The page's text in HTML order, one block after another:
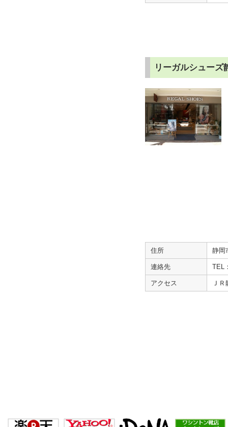
リーガルシューズ
住所 静岡
連絡先 TEL
アクセス Ｊ